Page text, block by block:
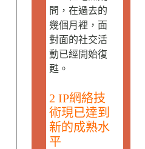
問，在過去的
幾個月裡，面
對面的社交活
動已經開始復
甦。
2 IP網絡技
術現已達到
新的成熟水
平